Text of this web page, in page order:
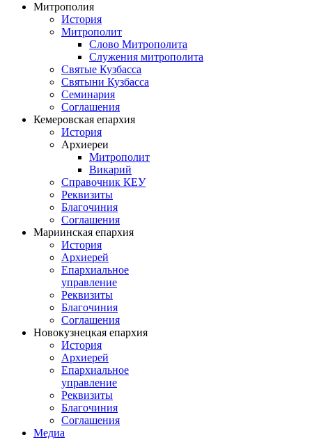
Митрополия
История
Митрополит
Слово Митрополита
Служения митрополита
Святые Кузбасса
Святыни Кузбасса
Семинария
Соглашения
Кемеровская епархия
История
Архиереи
Митрополит
Викарий
Справочник КЕУ
Реквизиты
Благочиния
Соглашения
Мариинская епархия
История
Архиерей
Епархиальное
управление
Реквизиты
Благочиния
Соглашения
Новокузнецкая епархия
История
Архиерей
Епархиальное
управление
Реквизиты
Благочиния
Соглашения
Медиа